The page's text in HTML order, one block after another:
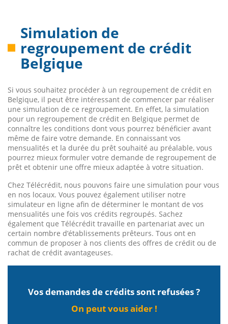
Simulation de
regroupement de crédit
Belgique
Si vous souhaitez procéder à un regroupement de crédit en
Belgique, il peut être intéressant de commencer par réaliser
une simulation de ce regroupement. En effet, la simulation
pour un regroupement de crédit en Belgique permet de
connaître les conditions dont vous pourrez bénéficier avant
même de faire votre demande. En connaissant vos
mensualités et la durée du prêt souhaité au préalable, vous
pourrez mieux formuler votre demande de regroupement de
prêt et obtenir une offre mieux adaptée à votre situation.
Chez Télécrédit, nous pouvons faire une simulation pour vous
en nos locaux. Vous pouvez également utiliser notre
simulateur en ligne afin de déterminer le montant de vos
mensualités une fois vos crédits regroupés. Sachez
également que Télécrédit travaille en partenariat avec un
certain nombre d’établissements prêteurs. Tous ont en
commun de proposer à nos clients des offres de crédit ou de
rachat de crédit avantageuses.
Vos demandes de crédits sont refusées ?
On peut vous aider !